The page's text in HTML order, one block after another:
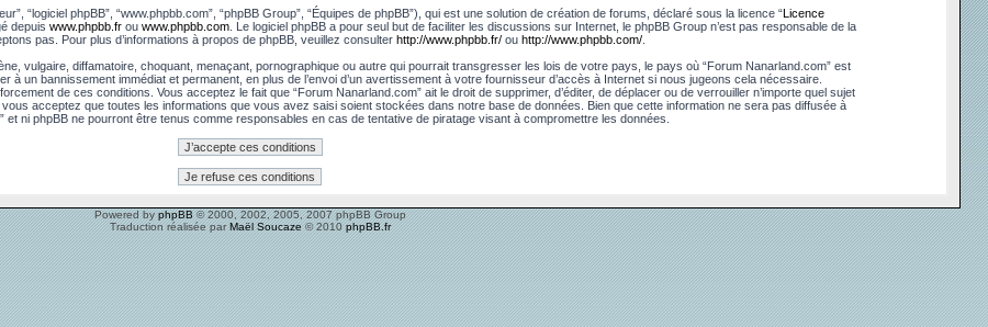
“logiciel phpBB”, “www.phpbb.com”, “phpBB Group”, “Équipes de phpBB”), qui est une solution de création de forums, déclaré sous la licence “Licence
depuis www.phpbb.frou www.phpbb.com. Le logiciel phpBB a pour seul but de faciliter les discussions sur Internet, le phpBB Group n’est pas responsable de la
pas. Pour plus d’informations à propos de phpBB, veuillez consulter http://www.phpbb.fr/ou http://www.phpbb.com/.
vulgaire, diffamatoire, choquant, menaçant, pornographique ou autre qui pourrait transgresser les lois de votre pays, le pays où “Forum Nanarland.com” est
un bannissement immédiat et permanent, en plus de l’envoi d’un avertissement à votre fournisseur d’accès à Internet si nous jugeons cela nécessaire.
de ces conditions. Vous acceptez le fait que “Forum Nanarland.com” ait le droit de supprimer, d’éditer, de déplacer ou de verrouiller n’importe quel sujet
acceptez que toutes les informations que vous avez saisi soient stockées dans notre base de données. Bien que cette information ne sera pas diffusée à
ni phpBB ne pourront être tenus comme responsables en cas de tentative de piratage visant à compromettre les données.
Powered byphpBB© 2000, 2002, 2005, 2007 phpBB Group
Traduction réalisée parMaël Soucaze© 2010phpBB.fr